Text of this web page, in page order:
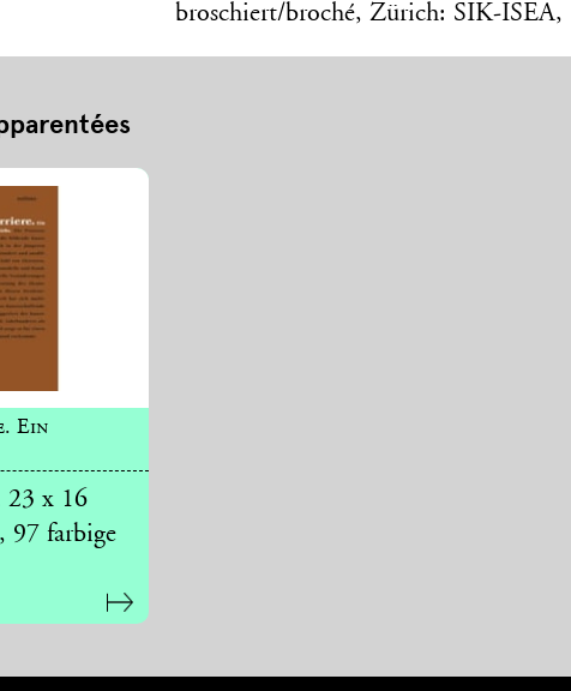
broschiert/broché, Zürich: SIK-ISEA,
Ein
23 x 16
97 farbige